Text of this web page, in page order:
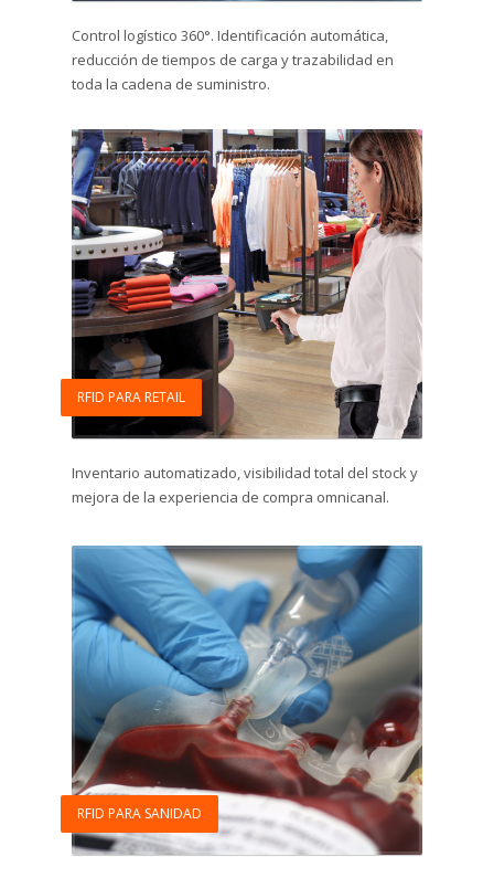
Control logístico 360°. Identificación automática,
reducción de tiempos de carga y trazabilidad en
toda la cadena de suministro.
RFID PARA RETAIL
Inventario automatizado, visibilidad total del stock y
mejora de la experiencia de compra omnicanal.
RFID PARA SANIDAD